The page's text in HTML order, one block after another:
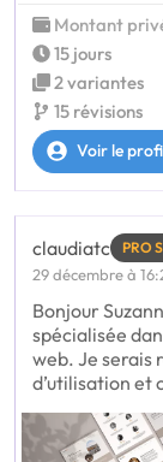
Montant
15 jours
2 variantes
15 révisions
Voir le
claudiatc PRO
29 décembre à
Bonjour
spécialisée
web. Je serais
d’utilisation et